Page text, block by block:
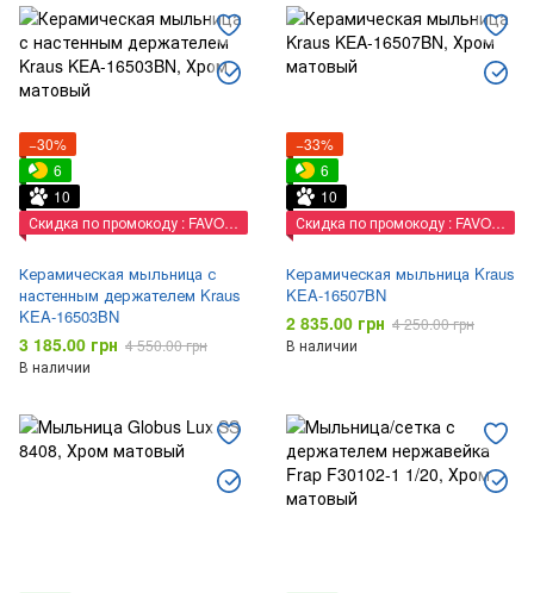
−30%
6
10
Скидка по промокоду : FAVORIT
Керамическая мыльница с
настенным держателем Kraus
KEA-16503BN
3 185.00 грн 4 550.00 грн
В наличии
−33%
6
10
Скидка по промокоду : FAVORIT
Керамическая мыльница Kraus
KEA-16507BN
2 835.00 грн 4 250.00 грн
В наличии